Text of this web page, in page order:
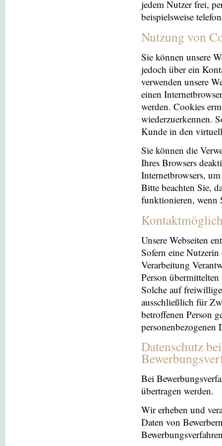
jedem Nutzer frei,
beispielsweise
Nutzung von
Sie können unsere
jedoch über ein
verwenden unsere
einen
werden. Cookies
wiederzuerkennen.
Kunde in den
Sie können die
Ihres Browsers
Internetbrowsers,
Bitte beachten Sie,
funktionieren, wenn
Unsere Webseiten
Sofern eine
Verarbeitung
Person übermittelten
Solche auf
ausschließlich für
betroffenen Person
personenbezogenen
Datenschutz
Bei
übertragen werden.
Wir erheben und
Daten von